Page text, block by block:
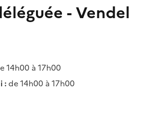
- Vendel
14h00 à 17h00
:de 14h00 à 17h00